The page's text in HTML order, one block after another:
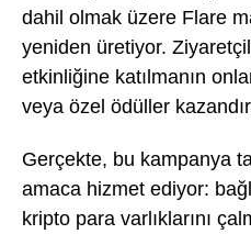
dahil olmak üzere Flare
yeniden üretiyor.
etkinliğine katılmanın
veya özel ödüller
Gerçekte, bu kampanya
amaca hizmet ediyor:
kripto para varlıklarını